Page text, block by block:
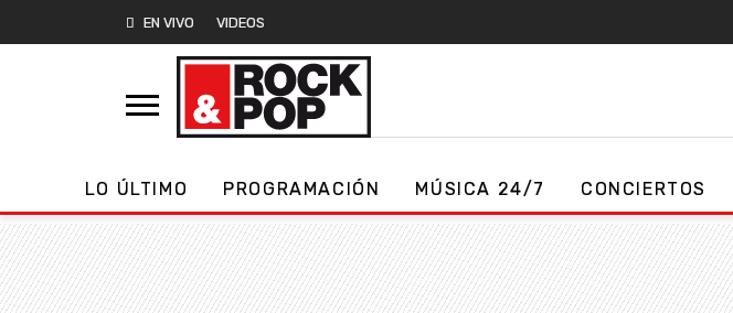
EN VIVO VIDEOS
LO ÚLTIMO PROGRAMACIÓN MÚSICA 24/7 CONCIERTOS